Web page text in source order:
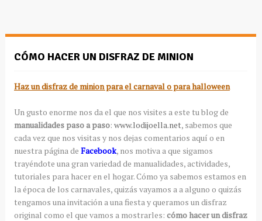
CÓMO HACER UN DISFRAZ DE MINION
Haz un disfraz de minion para el carnaval o para halloween
Un gusto enorme nos da el que nos visites a este tu blog de
manualidades paso a paso: www.lodijoella.net, sabemos que
cada vez que nos visitas y nos dejas comentarios aquí o en
nuestra página de Facebook, nos motiva a que sigamos
trayéndote una gran variedad de manualidades, actividades,
tutoriales para hacer en el hogar. Cómo ya sabemos estamos en
la época de los carnavales, quizás vayamos a a alguno o quizás
tengamos una invitación a una fiesta y queramos un disfraz
original como el que vamos a mostrarles: cómo hacer un disfraz